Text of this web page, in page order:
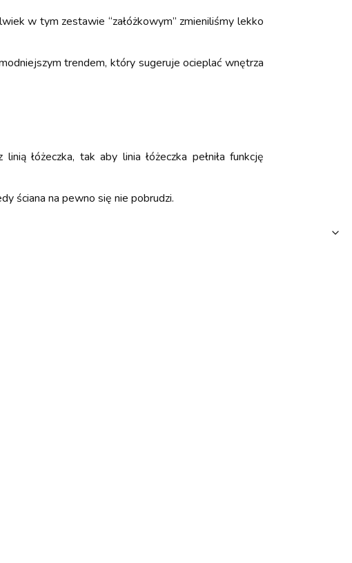
w tym zestawie “załóżkowym” zmieniliśmy lekko
trendem, który sugeruje ocieplać wnętrza
łóżeczka, tak aby linia łóżeczka pełniła funkcję
ściana na pewno się nie pobrudzi.